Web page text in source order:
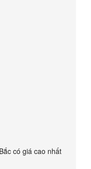
có giá cao nhất